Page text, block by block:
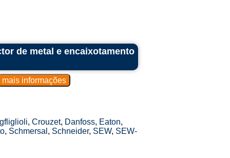
de metal e encaixotamento
, Crouzet, Danfoss, Eaton,
, Schmersal , Schneider, SEW, SEW-